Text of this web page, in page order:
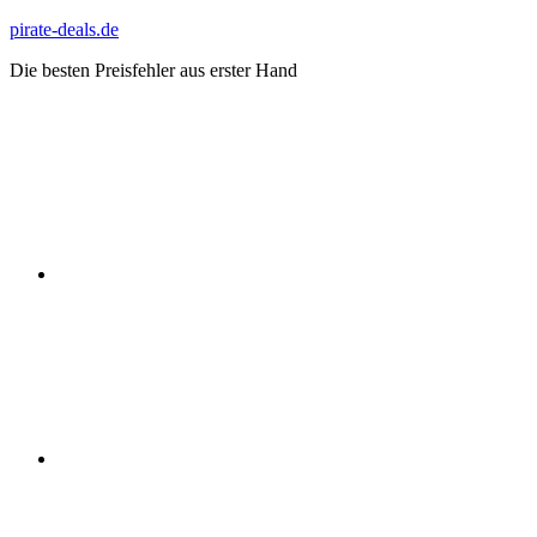
Zum
springen
pirate-deals.de
Die besten Preisfehler aus erster Hand